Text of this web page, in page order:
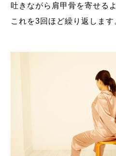
吐きながら肩甲骨を寄せる
これを3回ほど繰り返します